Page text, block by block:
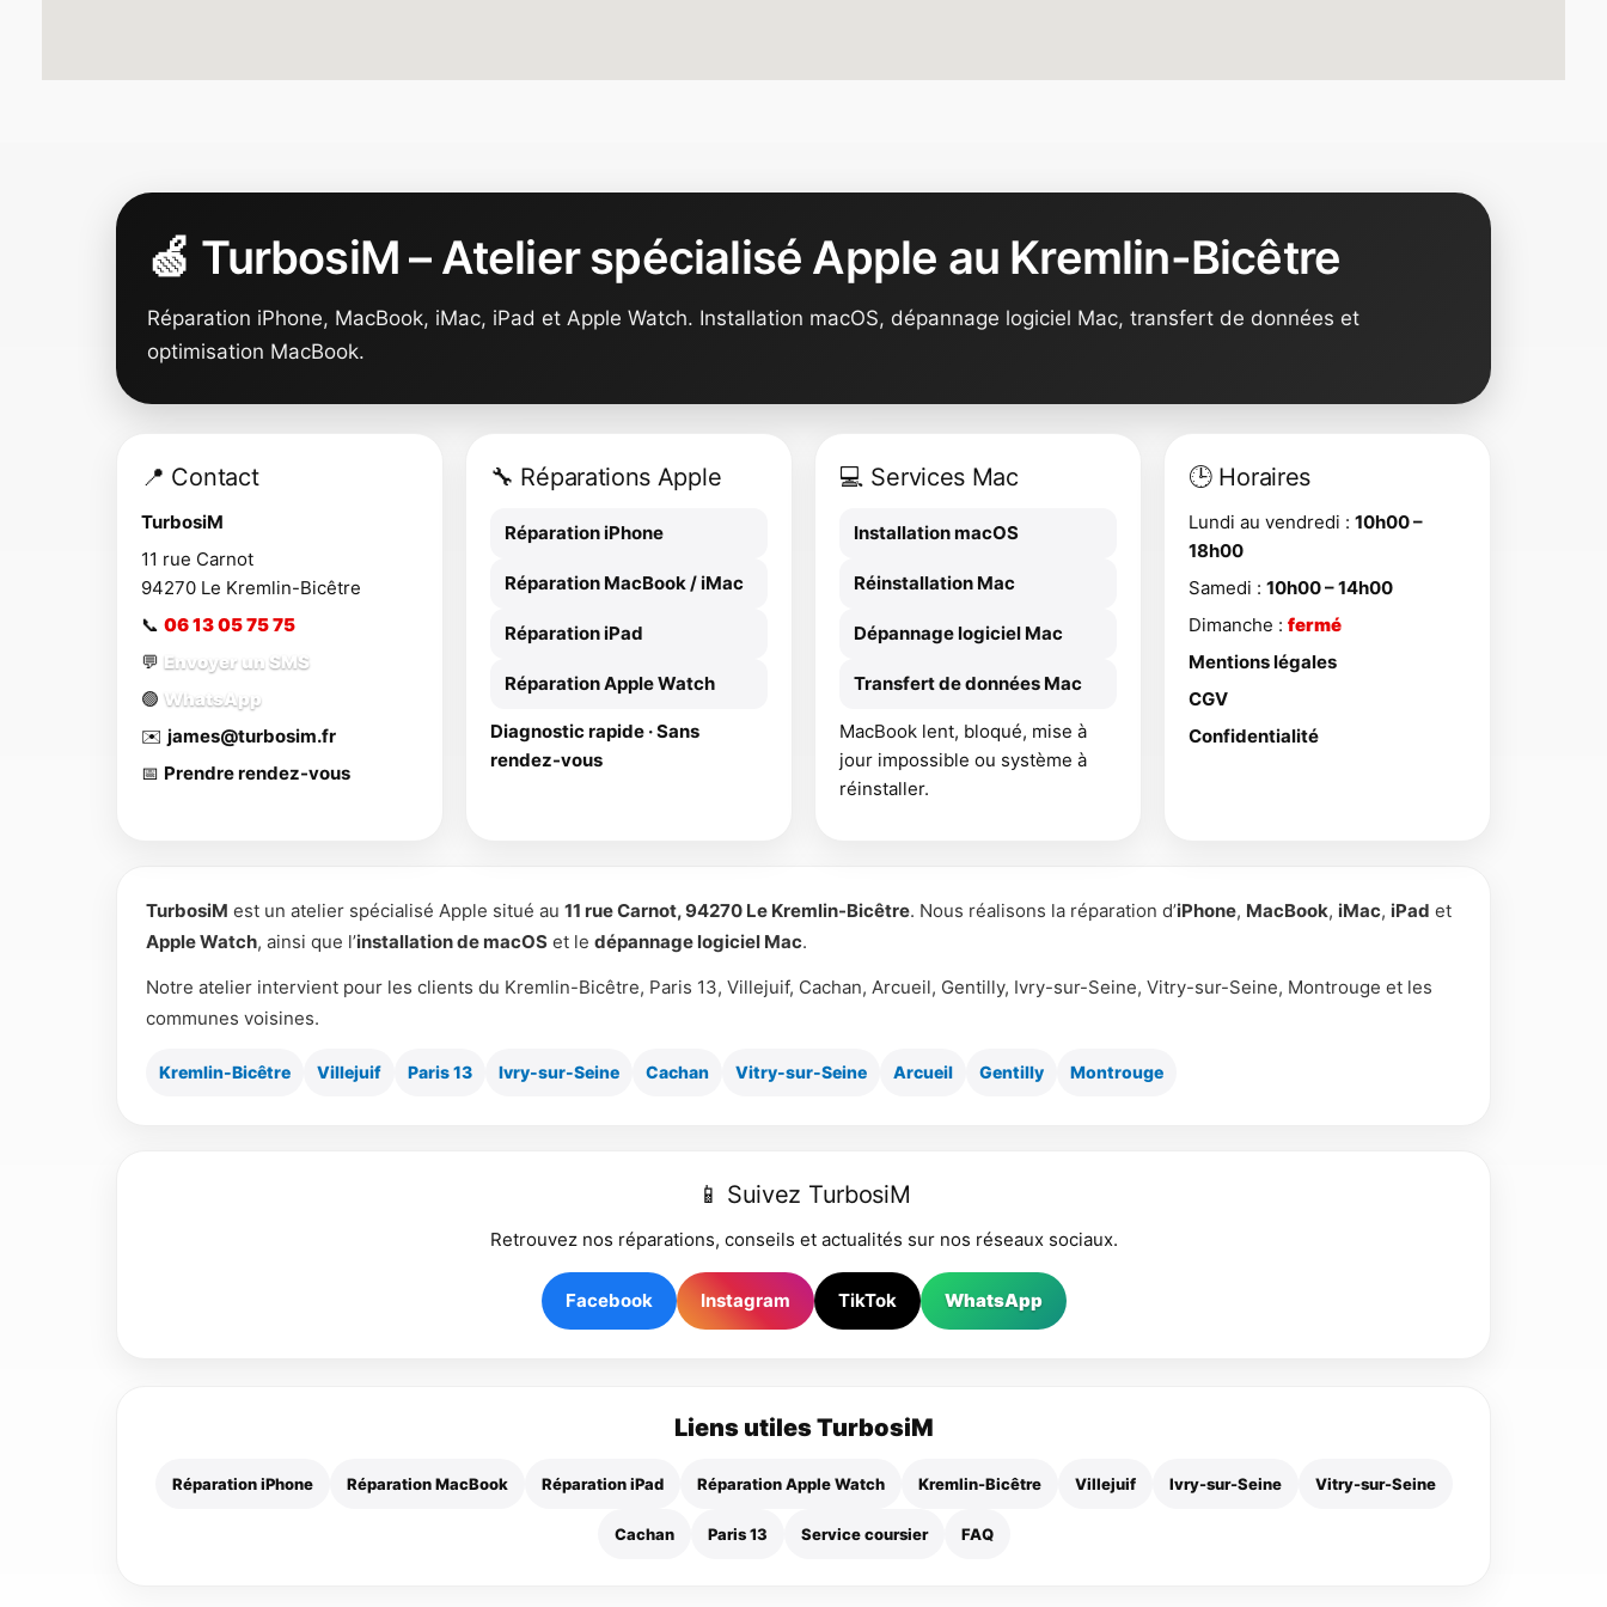
🍏 TurbosiM – Atelier spécialisé Apple au Kremlin-Bicêtre
Réparation iPhone, MacBook, iMac, iPad et Apple Watch. Installation macOS, dépannage logiciel Mac, transfert de données et
optimisation MacBook.
📍 Contact
TurbosiM
11 rue Carnot
94270 Le Kremlin-Bicêtre
📞 06 13 05 75 75
💬 Envoyer un SMS
🟢 WhatsApp
✉️ james@turbosim.fr
📅 Prendre rendez-vous
🔧 Réparations Apple
Réparation iPhone
Réparation MacBook / iMac
Réparation iPad
Réparation Apple Watch
Diagnostic rapide · Sans
rendez-vous
💻 Services Mac
Installation macOS
Réinstallation Mac
Dépannage logiciel Mac
Transfert de données Mac
MacBook lent, bloqué, mise à
jour impossible ou système à
réinstaller.
🕒 Horaires
Lundi au vendredi : 10h00 –
18h00
Samedi : 10h00 – 14h00
Dimanche : fermé
Mentions légales
CGV
Confidentialité
TurbosiM est un atelier spécialisé Apple situé au 11 rue Carnot, 94270 Le Kremlin-Bicêtre. Nous réalisons la réparation d’iPhone, MacBook, iMac, iPad et
Apple Watch, ainsi que l’installation de macOS et le dépannage logiciel Mac.
Notre atelier intervient pour les clients du Kremlin-Bicêtre, Paris 13, Villejuif, Cachan, Arcueil, Gentilly, Ivry-sur-Seine, Vitry-sur-Seine, Montrouge et les
communes voisines.
Kremlin-Bicêtre Villejuif Paris 13 Ivry-sur-Seine Cachan Vitry-sur-Seine Arcueil Gentilly Montrouge
📱 Suivez TurbosiM
Retrouvez nos réparations, conseils et actualités sur nos réseaux sociaux.
Facebook Instagram TikTok WhatsApp
Liens utiles TurbosiM
Réparation iPhone Réparation MacBook Réparation iPad Réparation Apple Watch Kremlin-Bicêtre Villejuif Ivry-sur-Seine Vitry-sur-Seine
Cachan Paris 13 Service coursier FAQ